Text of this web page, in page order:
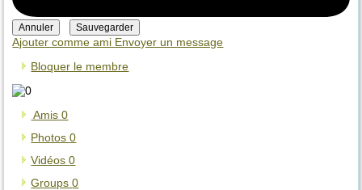
Ajouter comme ami Envoyer un message
Bloquer le membre
Amis0
Photos0
Vidéos0
Groups0